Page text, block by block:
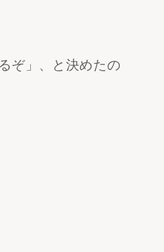
ぞ」、と決めたの